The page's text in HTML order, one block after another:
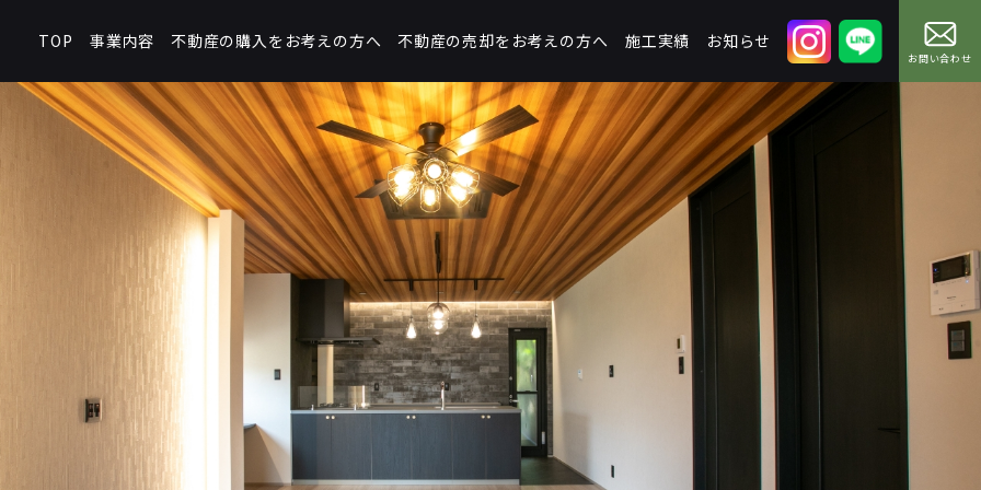
TOP 事業内容 不動産の購入をお考えの方へ 不動産の売却をお考えの方へ 施工実績 お知らせ
お問い合わせ